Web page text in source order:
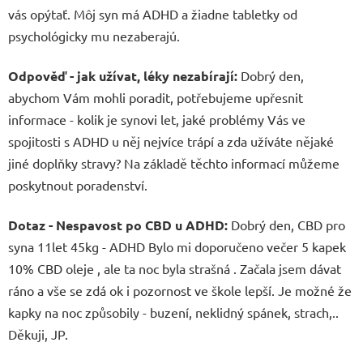
vás opýtať. Môj syn má ADHD a žiadne tabletky od
psychológicky mu nezaberajú.
Odpověď - jak užívat, léky nezabírají: Dobrý den,
abychom Vám mohli poradit, potřebujeme upřesnit
informace - kolik je synovi let, jaké problémy Vás ve
spojitosti s ADHD u něj nejvíce trápí a zda užíváte nějaké
jiné doplňky stravy? Na základě těchto informací můžeme
poskytnout poradenství.
Dotaz - Nespavost po CBD u ADHD: Dobrý den, CBD pro
syna 11let 45kg - ADHD Bylo mi doporučeno večer 5 kapek
10% CBD oleje , ale ta noc byla strašná . Začala jsem dávat
ráno a vše se zdá ok i pozornost ve škole lepší. Je možné že
kapky na noc způsobily - buzení, neklidný spánek, strach,..
Děkuji, JP.